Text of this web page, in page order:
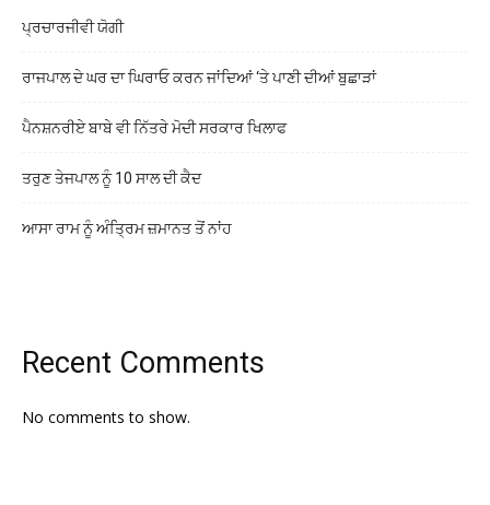
ਪ੍ਰਚਾਰਜੀਵੀ ਯੋਗੀ
ਰਾਜਪਾਲ ਦੇ ਘਰ ਦਾ ਘਿਰਾਓ ਕਰਨ ਜਾਂਦਿਆਂ ‘ਤੇ ਪਾਣੀ ਦੀਆਂ ਬੁਛਾੜਾਂ
ਪੈਨਸ਼ਨਰੀਏ ਬਾਬੇ ਵੀ ਨਿੱਤਰੇ ਮੋਦੀ ਸਰਕਾਰ ਖਿਲਾਫ
ਤਰੁਣ ਤੇਜਪਾਲ ਨੂੰ 10 ਸਾਲ ਦੀ ਕੈਦ
ਆਸਾ ਰਾਮ ਨੂੰ ਅੰਤ੍ਰਿਮ ਜ਼ਮਾਨਤ ਤੋਂ ਨਾਂਹ
Recent Comments
No comments to show.